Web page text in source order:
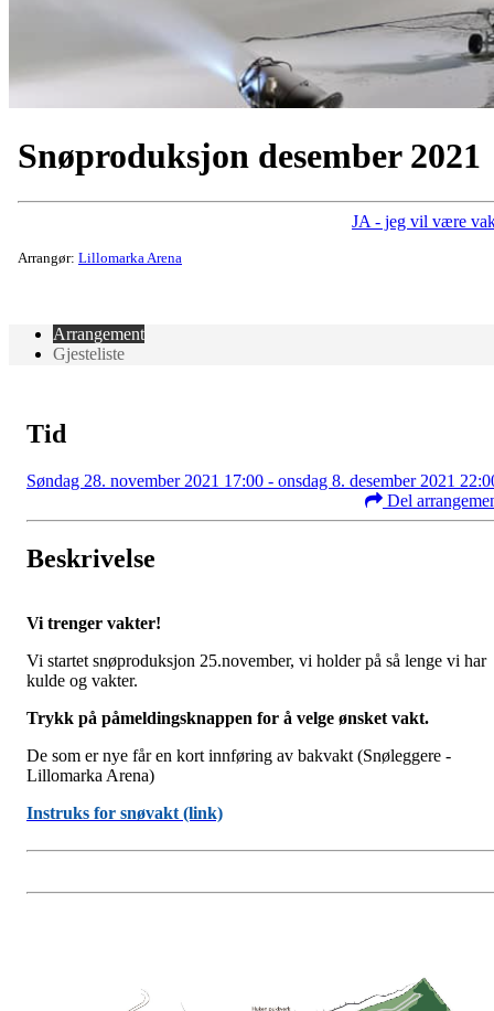
Snøproduksjon desember 2021
Arrangør: Lillomarka Arena
JA - jeg vil være
Arrangement
Gjesteliste
Tid
Søndag 28. november 2021 17:00 - onsdag 8. desember 2021
Del
Beskrivelse
Vi trenger vakter!
Vi startet snøproduksjon 25.november, vi holder på så lenge vi har
kulde og vakter.
Trykk på påmeldingsknappen for å velge ønsket vakt.
De som er nye får en kort innføring av bakvakt (Snøleggere -
Lillomarka Arena)
Instruks for snøvakt (link)